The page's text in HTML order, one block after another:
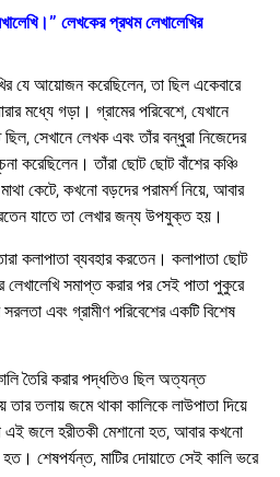
লেখকের প্রথম লেখালেখির
যে আয়োজন করেছিলেন, তা ছিল একেবারে
মধ্যে গড়া। গ্রামের পরিবেশে, যেখানে
সেখানে লেখক এবং তাঁর বন্ধুরা নিজেদের
করেছিলেন। তাঁরা ছোট ছোট বাঁশের কঞ্চি
কেটে, কখনো বড়দের পরামর্শ নিয়ে, আবার
যাতে তা লেখার জন্য উপযুক্ত হয়।
কলাপাতা ব্যবহার করতেন। কলাপাতা ছোট
সমাপ্ত করার পর সেই পাতা পুকুরে
এবং গ্রামীণ পরিবেশের একটি বিশেষ
তৈরি করার পদ্ধতিও ছিল অত্যন্ত
তলায় জমে থাকা কালিকে লাউপাতা দিয়ে
জলে হরীতকী মেশানো হত, আবার কখনো
শেষপর্যন্ত, মাটির দোয়াতে সেই কালি ভরে